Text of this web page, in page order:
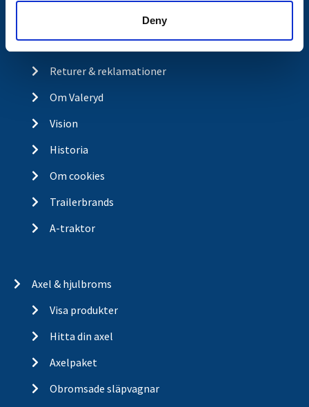
Deny
Integritetspolicy
Returer & reklamationer
Om Valeryd
Vision
Historia
Om cookies
Trailerbrands
A-traktor
Axel & hjulbroms
Visa produkter
Hitta din axel
Axelpaket
Obromsade släpvagnar